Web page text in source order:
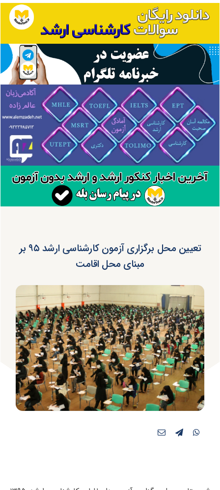
تعیین محل برگزاری آزمون کارشناسی ارشد ۹۵ بر
مبنای محل اقامت